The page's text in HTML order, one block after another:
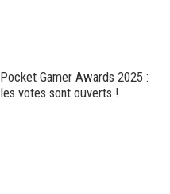
Pocket Gamer Awards 2025 :
les votes sont ouverts !